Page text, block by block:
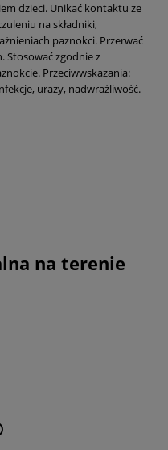
dzieci. Unikać kontaktu ze
na składniki,
paznokci. Przerwać
Stosować zgodnie z
Przeciwwskazania:
urazy, nadwrażliwość.
na terenie
KOSZTÓW